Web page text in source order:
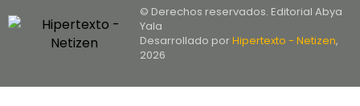
© Derechos reservados. Editorial Abya
Yala
Desarrollado porHipertexto - Netizen,
2026